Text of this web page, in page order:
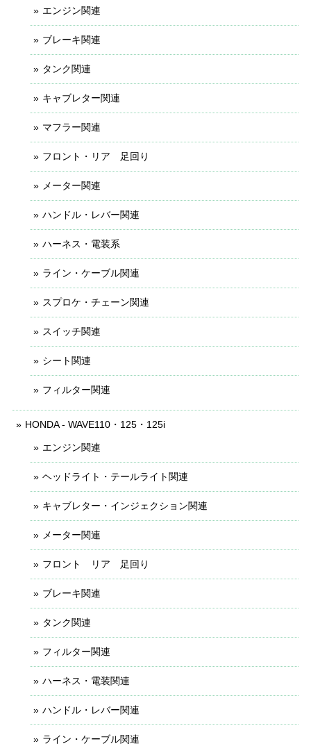
エンジン関連
ブレーキ関連
タンク関連
キャブレター関連
マフラー関連
フロント・リア 足回り
メーター関連
ハンドル・レバー関連
ハーネス・電装系
ライン・ケーブル関連
スプロケ・チェーン関連
スイッチ関連
シート関連
フィルター関連
HONDA - WAVE110・125・125i
エンジン関連
ヘッドライト・テールライト関連
キャブレター・インジェクション関連
メーター関連
フロント リア 足回り
ブレーキ関連
タンク関連
フィルター関連
ハーネス・電装関連
ハンドル・レバー関連
ライン・ケーブル関連